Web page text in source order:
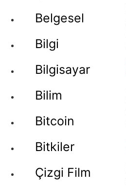
Belgesel
Bilgi
Bilgisayar
Bilim
Bitcoin
Bitkiler
Çizgi Film